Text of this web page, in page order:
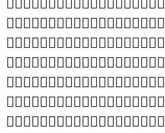
𖘀𖘁𖘂𖘃𖘄𖘅𖘆𖘇𖘈𖘉𖘊𖘋𖘌𖘍𖘎𖘏𖘐𖘑𖘒
𖘞𖘟𖘠𖘡𖘢𖘣𖘤𖘥𖘦𖘧𖘨𖘩𖘪𖘫𖘬𖘭𖘮𖘯𖘰
𖘼𖘽𖘾𖘿𖙀𖙁𖙂𖙃𖙄𖙅𖙆𖙇𖙈𖙉𖙊𖙋𖙌𖙍𖙎
𖙚𖙛𖙜𖙝𖙞𖙟𖙠𖙡𖙢𖙣𖙤𖙥𖙦𖙧𖙨𖙩𖙪𖙫𖙬
𖙸𖙹𖙺𖙻𖙼𖙽𖙾𖙿𖚀𖚁𖚂𖚃𖚄𖚅𖚆𖚇𖚈𖚉𖚊
𖚖𖚗𖚘𖚙𖚚𖚛𖚜𖚝𖚞𖚟𖚠𖚡𖚢𖚣𖚤𖚥𖚦𖚧𖚨
𖚴𖚵𖚶𖚷𖚸𖚹𖚺𖚻𖚼𖚽𖚾𖚿𖛀𖛁𖛂𖛃𖛄𖛅𖛆